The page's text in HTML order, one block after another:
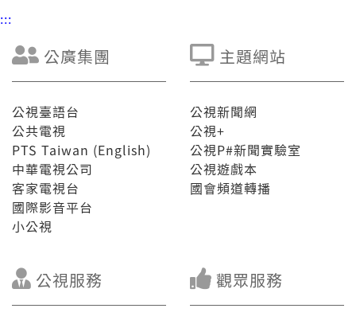
案發展的原創舞台劇《十殿》，台語戲齣的發彩增加市
場對台語演員的需求量。為著因應大興的台語戲齣市
場，真濟團隊會請「台語指導」來調整演員的發音、用
演的指導等要素組成，劇本更加是規齣作品的基礎。佇
業界用華文寫台語戲齣佔多數，猶毋過有愈來愈濟人投
入，建立台文學習的體系，希望會當替台語戲齣的未來
開一條路。 8/25 禮拜日暗時七點半，綴台灣記事簿了
解礦災受難者的疼痛佮求助，閣來看台灣的少年人是如
何替台語戲齣鋪大路。
:::
公廣集團
公視臺語台
公共電視
PTS Taiwan (English)
中華電視公司
客家電視台
國際影音平台
小公視
主題網站
公視新聞網
公視+
公視P#新聞實驗室
公視遊戲本
國會頻道轉播
公視服務 觀眾服務